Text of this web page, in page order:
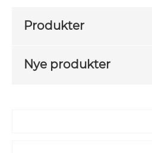
Produkter
Nye produkter